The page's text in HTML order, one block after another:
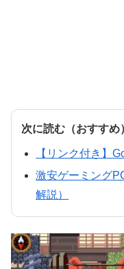
次に読む（おすすめ
【リンク付き】
激安ゲーミング
解説）